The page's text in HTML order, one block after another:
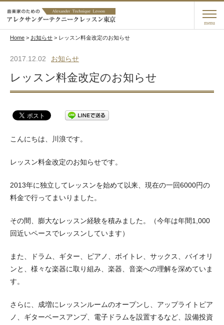
menu
Home > お知らせ > レッスン料金改定のお知らせ
2017.12.02 お知らせ
レッスン料金改定のお知らせ
こんにちは、川浪です。
レッスン料金改定のお知らせです。
2013年に独立してレッスンを始めて以来、現在の一回6000円の
料金で行ってまいりました。
その間、膨大なレッスン経験を積みました。（今年は年間1,000
回近いペースでレッスンしています）
また、ドラム、ギター、ピアノ、ボイトレ、サックス、バイオリ
ンと、様々な楽器に取り組み、楽器、音楽への理解を深めていま
す。
さらに、成増にレッスンルームのオープンし、アップライトピア
ノ、ギターベースアンプ、電子ドラムを設置するなど、設備投資